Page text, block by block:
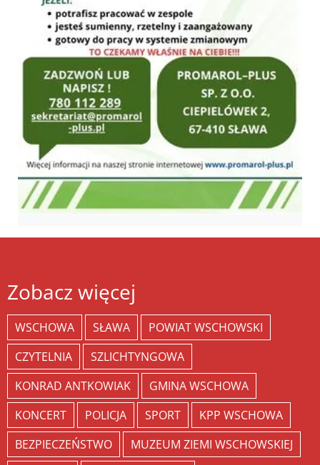
Zobacz więcej
WSCHOWA SŁAWA
POWIAT WSCHOWSKI
CZYTELNIA
SZLICHTYNGOWA
KONRAD ANTKOWIAK
GMINA WSCHOWA
KONCERT
POLICJA SPORT
KPP WSCHOWA
BEZPIECZEŃSTWO
MUZEUM ZIEMI WSCHOWSKIEJ